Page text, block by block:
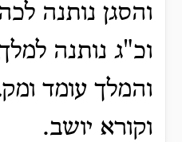
והסגן נותנה
וכ"ג נותנה
והמלך עומד
וקורא יושב.